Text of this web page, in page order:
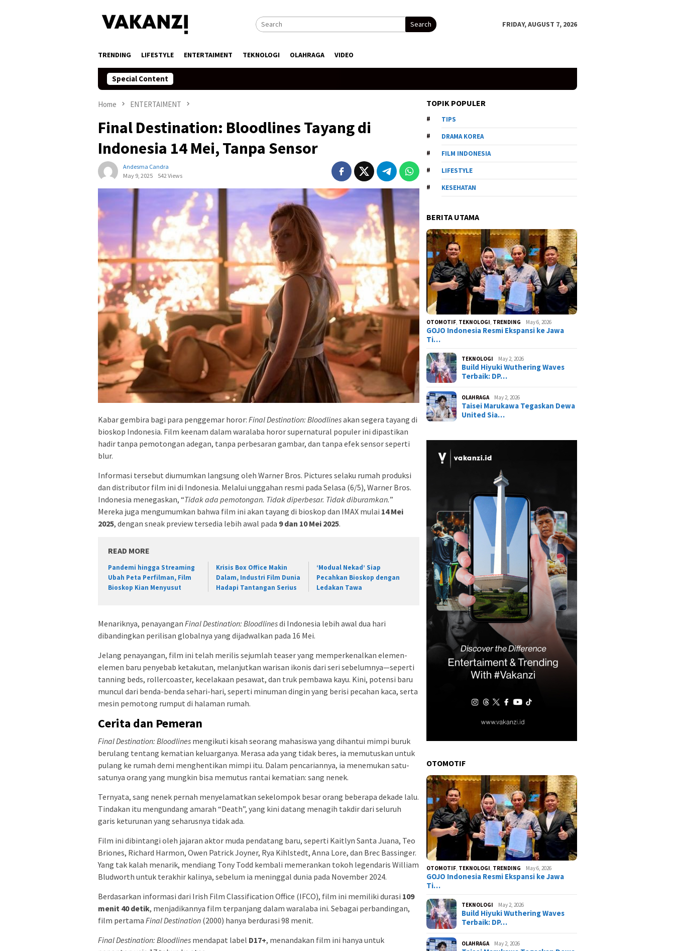
Search FRIDAY, AUGUST 7, 2026
TRENDING LIFESTYLE ENTERTAIMENT TEKNOLOGI OLAHRAGA VIDEO
Special Content
Home ENTERTAIMENT
Final Destination: Bloodlines Tayang di
Indonesia 14 Mei, Tanpa Sensor
Andesma Candra
May 9, 2025
542 Views
Kabar gembira bagi para penggemar horor: Final Destination: Bloodlinesakan segera tayang di
bioskop Indonesia. Film keenam dalam waralaba horor supernatural populer ini dipastikan
hadir tanpa pemotongan adegan, tanpa perbesaran gambar, dan tanpa efek sensor seperti
blur.
Informasi tersebut diumumkan langsung oleh Warner Bros. Pictures selaku rumah produksi
dan distributor film ini di Indonesia. Melalui unggahan resmi pada Selasa (6/5), Warner Bros.
Indonesia menegaskan, “Tidak ada pemotongan. Tidak diperbesar. Tidak diburamkan.”
Mereka juga mengumumkan bahwa film ini akan tayang di bioskop dan IMAX mulai 14 Mei
2025, dengan sneak preview tersedia lebih awal pada 9 dan 10 Mei 2025.
READ MORE
Pandemi hingga Streaming
Ubah Peta Perfilman, Film
Bioskop Kian Menyusut
Krisis Box Office Makin
Dalam, Industri Film Dunia
Hadapi Tantangan Serius
‘Modual Nekad’ Siap
Pecahkan Bioskop dengan
Ledakan Tawa
Menariknya, penayangan Final Destination: Bloodlinesdi Indonesia lebih awal dua hari
dibandingkan perilisan globalnya yang dijadwalkan pada 16 Mei.
Jelang penayangan, film ini telah merilis sejumlah teaser yang memperkenalkan elemen-
elemen baru penyebab ketakutan, melanjutkan warisan ikonis dari seri sebelumnya—seperti
tanning beds, rollercoaster, kecelakaan pesawat, dan truk pembawa kayu. Kini, potensi baru
muncul dari benda-benda sehari-hari, seperti minuman dingin yang berisi pecahan kaca, serta
mesin pemotong rumput di halaman rumah.
Cerita dan Pemeran
Final Destination: Bloodlines mengikuti kisah seorang mahasiswa yang dihantui mimpi buruk
berulang tentang kematian keluarganya. Merasa ada yang tidak beres, ia memutuskan untuk
pulang ke rumah demi menghentikan mimpi itu. Dalam pencariannya, ia menemukan satu-
satunya orang yang mungkin bisa memutus rantai kematian: sang nenek.
Ternyata, sang nenek pernah menyelamatkan sekelompok besar orang beberapa dekade lalu.
Tindakan itu mengundang amarah “Death”, yang kini datang menagih takdir dari seluruh
garis keturunan yang seharusnya tidak ada.
Film ini dibintangi oleh jajaran aktor muda pendatang baru, seperti Kaitlyn Santa Juana, Teo
Briones, Richard Harmon, Owen Patrick Joyner, Rya Kihlstedt, Anna Lore, dan Brec Bassinger.
Yang tak kalah menarik, mendiang Tony Todd kembali memerankan tokoh legendaris William
Bludworth untuk terakhir kalinya, sebelum ia meninggal dunia pada November 2024.
Berdasarkan informasi dari Irish Film Classification Office (IFCO), film ini memiliki durasi 109
menit 40 detik, menjadikannya film terpanjang dalam waralaba ini. Sebagai perbandingan,
film pertama Final Destination (2000) hanya berdurasi 98 menit.
Final Destination: Bloodlines mendapat label D17+, menandakan film ini hanya untuk
TOPIK POPULER
TIPS
DRAMA KOREA
FILM INDONESIA
LIFESTYLE
KESEHATAN
BERITA UTAMA
OTOMOTIF TEKNOLOGI TRENDING May 6, 2026
GOJO Indonesia Resmi Ekspansi ke Jawa
Ti…
TEKNOLOGI May 2, 2026
Build Hiyuki Wuthering Waves
Terbaik: DP…
OLAHRAGA May 2, 2026
Taisei Marukawa Tegaskan Dewa
United Sia…
OTOMOTIF
OTOMOTIF, TEKNOLOGI, TRENDING May 6, 2026
GOJO Indonesia Resmi Ekspansi ke Jawa
Ti…
TEKNOLOGI May 2, 2026
Build Hiyuki Wuthering Waves
Terbaik: DP…
OLAHRAGA May 2, 2026